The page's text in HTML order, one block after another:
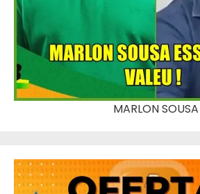
MARLON SOUSA